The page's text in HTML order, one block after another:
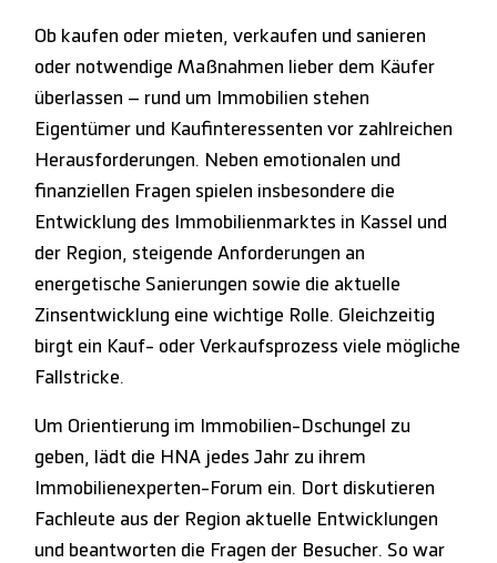
Ob kaufen oder mieten, verkaufen und sanieren
oder notwendige Maßnahmen lieber dem Käufer
überlassen – rund um Immobilien stehen
Eigentümer und Kaufinteressenten vor zahlreichen
Herausforderungen. Neben emotionalen und
finanziellen Fragen spielen insbesondere die
Entwicklung des Immobilienmarktes in Kassel und
der Region, steigende Anforderungen an
energetische Sanierungen sowie die aktuelle
Zinsentwicklung eine wichtige Rolle. Gleichzeitig
birgt ein Kauf- oder Verkaufsprozess viele mögliche
Fallstricke.
Um Orientierung im Immobilien-Dschungel zu
geben, lädt die HNA jedes Jahr zu ihrem
Immobilienexperten-Forum ein. Dort diskutieren
Fachleute aus der Region aktuelle Entwicklungen
und beantworten die Fragen der Besucher. So war